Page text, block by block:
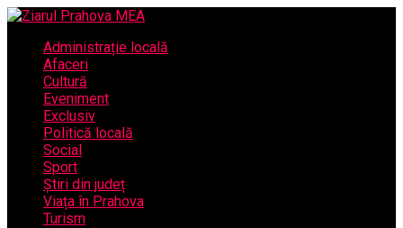
Administrație locală
Afaceri
Cultură
Eveniment
Exclusiv
Politică locală
Social
Sport
Știri din județ
Viața în Prahova
Turism